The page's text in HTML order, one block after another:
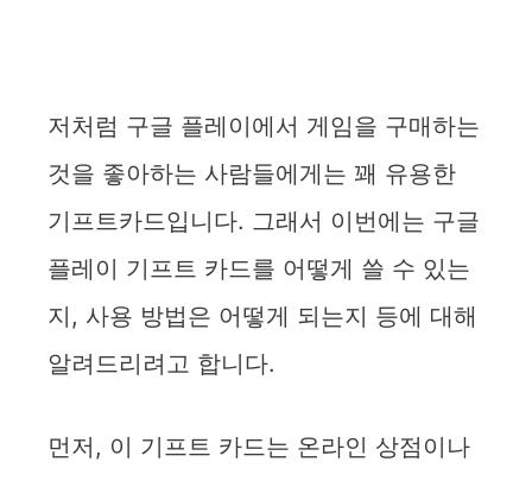
저처럼 구글 플레이에서 게임을 구매하는
것을 좋아하는 사람들에게는 꽤 유용한
기프트카드입니다. 그래서 이번에는 구글
플레이 기프트 카드를 어떻게 쓸 수 있는
지, 사용 방법은 어떻게 되는지 등에 대해
알려드리려고 합니다.
먼저, 이 기프트 카드는 온라인 상점이나